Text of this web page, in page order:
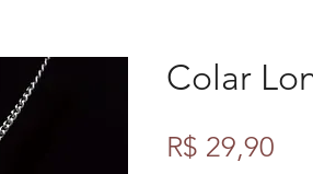
Colar
R$ 29,90